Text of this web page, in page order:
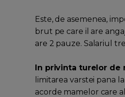
Este, de asemenea,
brut pe care il are
are 2 pauze. Salariul
In privinta turelor de
limitarea varstei pana
acorde mamelor care